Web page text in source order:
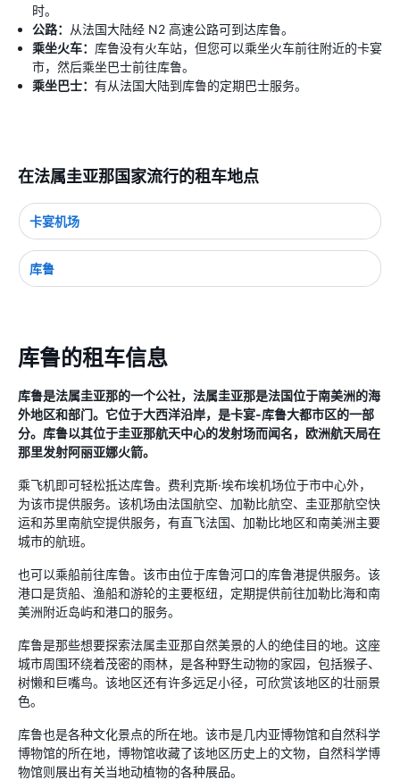
时。
公路：
从法国大陆经 N2 高速公路可到达库鲁。
乘坐火车： 库鲁没有火车站，但您可以乘坐火车前往附近的卡宴
市，然后乘坐巴士前往库鲁。
乘坐巴士： 有从法国大陆到库鲁的定期巴士服务。
在法属圭亚那国家流行的租车地点
卡宴机场
库鲁
库鲁的租车信息
库鲁是法属圭亚那的一个公社，法属圭亚那是法国位于南美洲的海
外地区和部门。它位于大西洋沿岸，是卡宴-库鲁大都市区的一部
分。库鲁以其位于圭亚那航天中心的发射场而闻名，欧洲航天局在
那里发射阿丽亚娜火箭。
乘飞机即可轻松抵达库鲁。费利克斯·埃布埃机场位于市中心外，
为该市提供服务。该机场由法国航空、加勒比航空、圭亚那航空快
运和苏里南航空提供服务，有直飞法国、加勒比地区和南美洲主要
城市的航班。
也可以乘船前往库鲁。该市由位于库鲁河口的库鲁港提供服务。该
港口是货船、渔船和游轮的主要枢纽，定期提供前往加勒比海和南
美洲附近岛屿和港口的服务。
库鲁是那些想要探索法属圭亚那自然美景的人的绝佳目的地。这座
城市周围环绕着茂密的雨林，是各种野生动物的家园，包括猴子、
树懒和巨嘴鸟。该地区还有许多远足小径，可欣赏该地区的壮丽景
色。
库鲁也是各种文化景点的所在地。该市是几内亚博物馆和自然科学
博物馆的所在地，博物馆收藏了该地区历史上的文物，自然科学博
物馆则展出有关当地动植物的各种展品。